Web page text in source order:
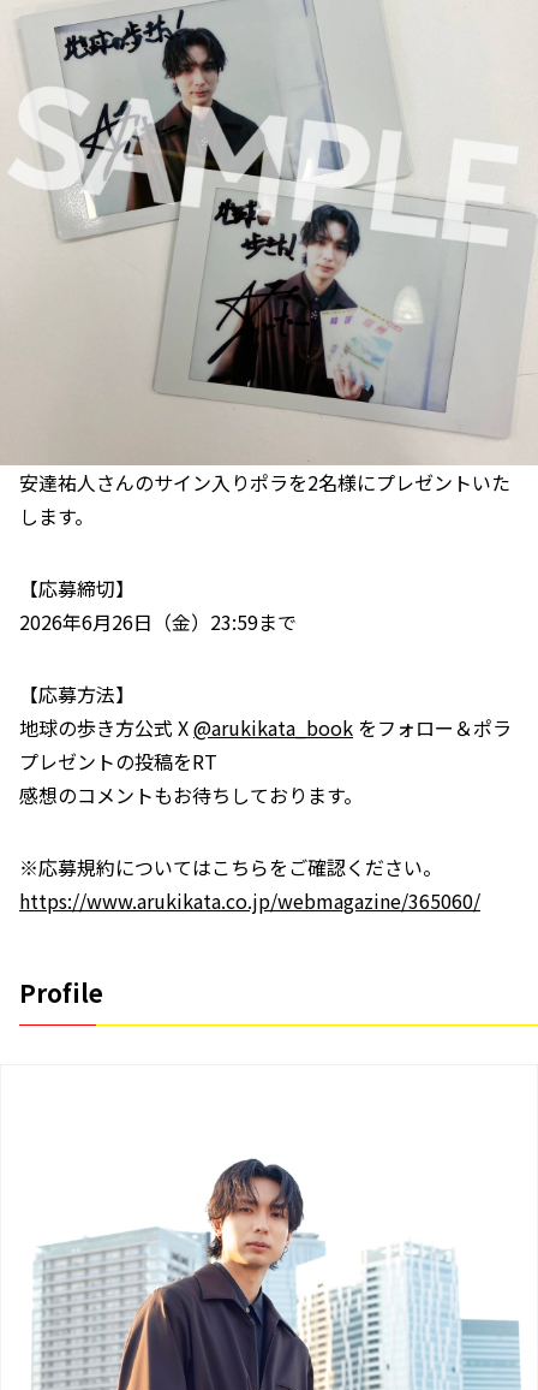
安達祐人さんのサイン入りポラを2名様にプレゼントいた
します。
【応募締切】
2026年6月26日（金）23:59まで
【応募方法】
地球の歩き方公式 X@arukikata_book をフォロー＆ポラ
プレゼントの投稿をRT
感想のコメントもお待ちしております。
※応募規約についてはこちらをご確認ください。
https://www.arukikata.co.jp/webmagazine/365060/
Profile